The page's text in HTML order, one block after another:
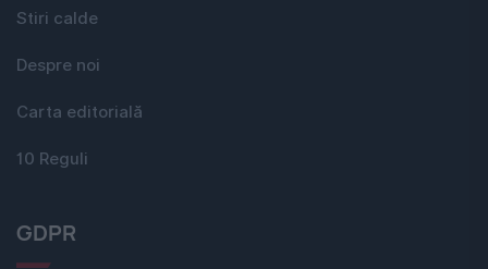
Stiri calde
Despre noi
Carta editorială
10 Reguli
GDPR